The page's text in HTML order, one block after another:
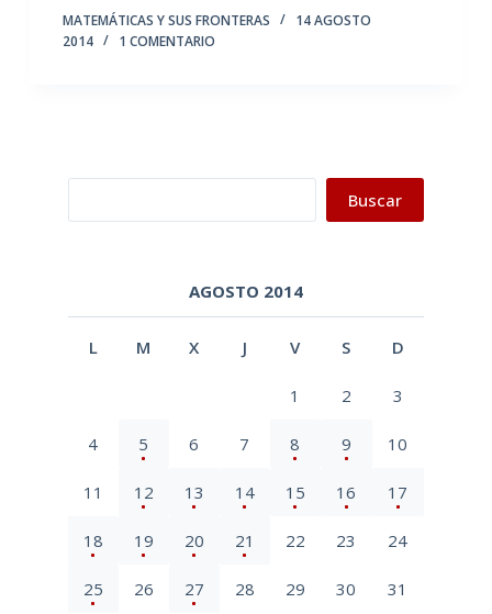
MATEMÁTICAS Y SUS FRONTERAS
14 AGOSTO
2014
1 COMENTARIO
Buscar
AGOSTO 2014
L M X J V S D
1 2 3
4 5 6 7 8 9 10
11 12 13 14 15 16 17
18 19 20 21 22 23 24
25 26 27 28 29 30 31